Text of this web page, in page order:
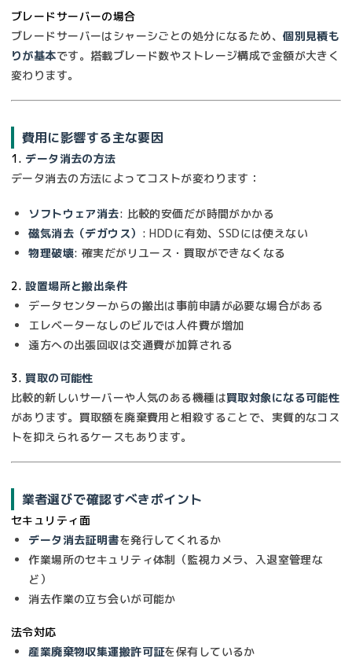
ブレードサーバーの場合
ブレードサーバーはシャーシごとの処分になるため、個別見積も
りが基本です。搭載ブレード数やストレージ構成で金額が大きく
変わります。
費用に影響する主な要因
1. データ消去の方法
データ消去の方法によってコストが変わります：
ソフトウェア消去: 比較的安価だが時間がかかる
磁気消去（デガウス） : HDDに有効、SSDには使えない
物理破壊: 確実だがリユース・買取ができなくなる
2.設置場所と搬出条件
データセンターからの搬出は事前申請が必要な場合がある
エレベーターなしのビルでは人件費が増加
遠方への出張回収は交通費が加算される
3. 買取の可能性
比較的新しいサーバーや人気のある機種は買取対象になる可能性
があります。買取額を廃棄費用と相殺することで、実質的なコス
トを抑えられるケースもあります。
業者選びで確認すべきポイント
セキュリティ面
データ消去証明書を発行してくれるか
作業場所のセキュリティ体制（監視カメラ、入退室管理な
ど）
消去作業の立ち会いが可能か
法令対応
産業廃棄物収集運搬許可証を保有しているか